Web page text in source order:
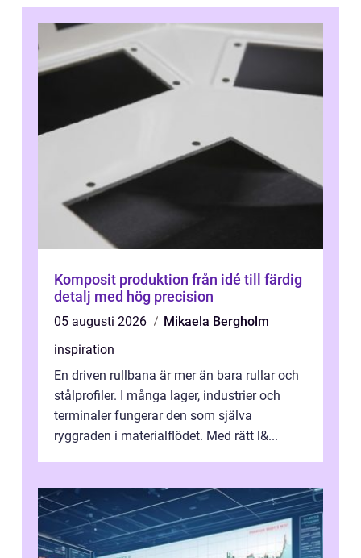
Komposit produktion från idé till färdig
detalj med hög precision
05 augusti 2026
Mikaela Bergholm
inspiration
En driven rullbana är mer än bara rullar och
stålprofiler. I många lager, industrier och
terminaler fungerar den som själva
ryggraden i materialflödet. Med rätt l&...